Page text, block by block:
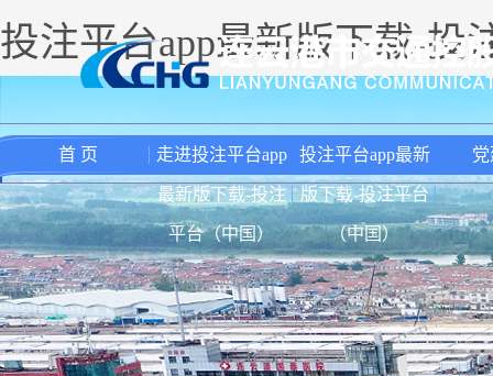
投注平台app最新版下载-投
首 页 走进投注平台app
最新版下载-投注
平台（中国）
投注平台app最新
版下载-投注平台
（中国）